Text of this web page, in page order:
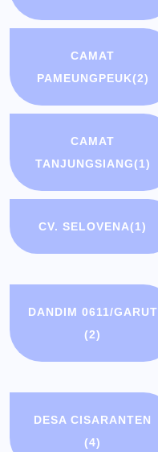
CAMAT
PAMEUNGPEUK(2)
CAMAT
TANJUNGSIANG(1)
CV. SELOVENA(1)
DANDIM 0611/GARUT
(2)
DESA CISARANTEN
(4)